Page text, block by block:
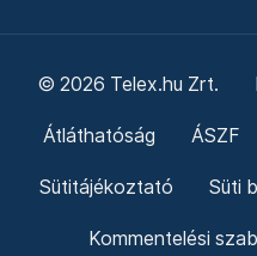
© 2026 Telex.hu Zrt.
Átláthatóság ÁSZF
Sütitájékoztató Süti
Kommentelési